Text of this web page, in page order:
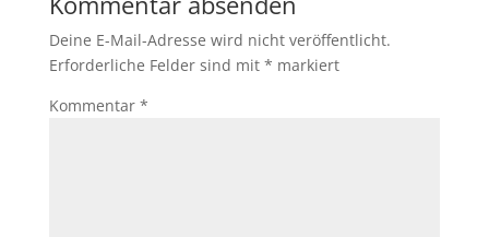
Deine E-Mail-Adresse wird nicht veröffentlicht.
Erforderliche Felder sind mit * markiert
Kommentar *